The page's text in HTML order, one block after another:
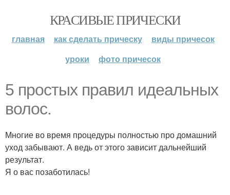
КРАСИВЫЕ ПРИЧЕСКИ
главная как сделать прическу
виды причесок
уроки
фото причесок
5 простых правил идеальных
волос.
Многие во время процедуры полностью про домашний
уход забывают. А ведь от этого зависит дальнейший
результат.
Я о вас позаботилась!